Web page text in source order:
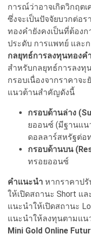
การณ์ว่าอาจเกิดวิกฤต
ซึ่งจะเป็นปัจจัยบวกต่อ
ทองคำยังคงเป็นที่ต้อง
ประดับ การแพทย์ และ
กลยุทธ์การลงทุนทองค
สำหรับกลยุทธ์การลงทุ
กรอบเนื่องจากราคาจ
แนวต้านสำคัญดังนี้
กรอบด้านล่าง
ยออนซ์ (มีฐานแน
ดอลลาร์สหรัฐต่อ
กรอบด้านบน
ทรอยออนซ์
คำแนะนำ หากราคาปรั
ให้เปิดสถานะ Short แ
แนะนำให้เปิดสถานะ
แนะนำให้ลงทุนตามแน
Mini Gold Online